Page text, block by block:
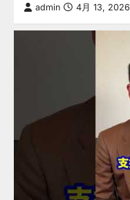
admin 4月 13, 2026